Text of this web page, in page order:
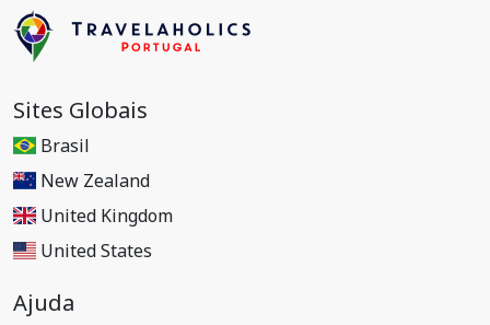
Sites Globais
Brasil
New Zealand
United Kingdom
United States
Ajuda